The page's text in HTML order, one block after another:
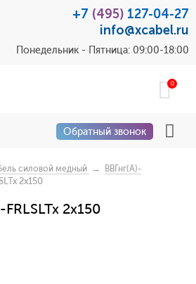
+7 (495) 127-04-27
info@xcabel.ru
Понедельник - Пятница: 09:00-18:00
0
Обратный звонок
силовой медный →
ВВГнг(А)-
2x150
2x150